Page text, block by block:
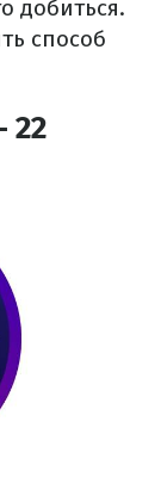
добиться.
способ
22